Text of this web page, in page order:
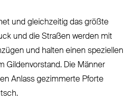
und gleichzeitig das größte
und die Straßen werden mit
und halten einen speziellen
Gildenvorstand. Die Männer
Anlass gezimmerte Pforte